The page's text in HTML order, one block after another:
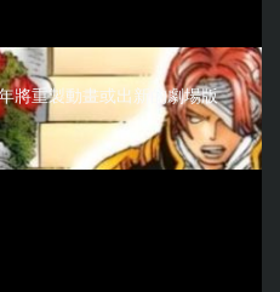
將重製動畫或出新的劇場版